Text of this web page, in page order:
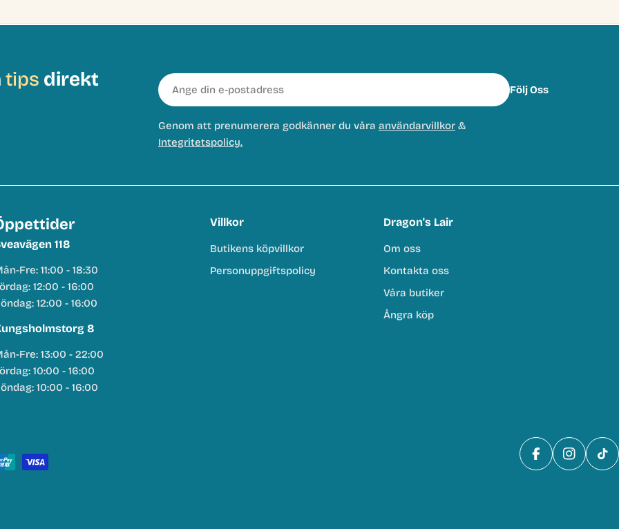
tips direkt
E-
post
Följ Oss
Genom att prenumerera godkänner du våra användarvillkor &
Integritetspolicy.
118
Fre: 11:00 - 18:30
12:00 - 16:00
12:00 - 16:00
8
Fre: 13:00 - 22:00
10:00 - 16:00
10:00 - 16:00
Villkor
Butikens köpvillkor
Personuppgiftspolicy
Dragon's Lair
Om oss
Kontakta oss
Våra butiker
Ångra köp
Facebook